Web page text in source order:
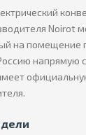
Noirot
на
напрямую